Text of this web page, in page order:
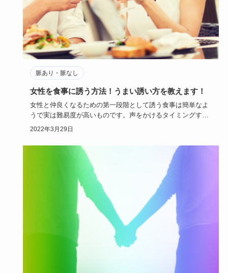
脈あり・脈なし
女性を食事に誘う方法！うまい誘い方を教えます！
女性と仲良くなるための第一段階として誘う食事は簡単なよ
うで実は難易度が高いものです。声をかけるタイミングすら
難しいと感じ、…
2022年3月29日